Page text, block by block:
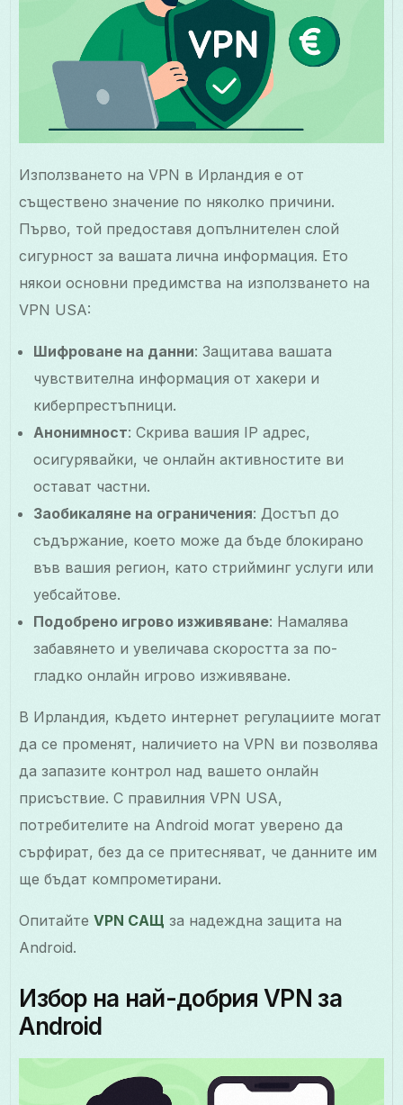
Използването на VPN в Ирландия е от
съществено значение по няколко причини.
Първо, той предоставя допълнителен слой
сигурност за вашата лична информация. Ето
някои основни предимства на използването на
VPN USA:
Шифроване на данни: Защитава вашата
чувствителна информация от хакери и
киберпрестъпници.
Анонимност: Скрива вашия IP адрес,
осигурявайки, че онлайн активностите ви
остават частни.
Заобикаляне на ограничения: Достъп до
съдържание, което може да бъде блокирано
във вашия регион, като стрийминг услуги или
уебсайтове.
Подобрено игрово изживяване: Намалява
забавянето и увеличава скоростта за по-
гладко онлайн игрово изживяване.
В Ирландия, където интернет регулациите могат
да се променят, наличието на VPN ви позволява
да запазите контрол над вашето онлайн
присъствие. С правилния VPN USA,
потребителите на Android могат уверено да
сърфират, без да се притесняват, че данните им
ще бъдат компрометирани.
ОпитайтеVPN САЩ за надеждна защита на
Android.
Избор на най-добрия VPN за
Android